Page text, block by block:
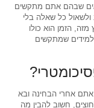
שבהם אתם מתקשים
כל שאלה בלי
הזמן הוא כולו
שמתקשים
אחרי הבחינה ובא
חשוב להבין מה